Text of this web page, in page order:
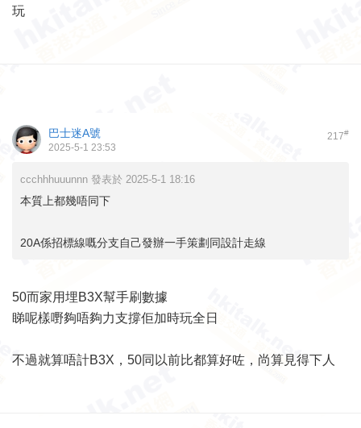
玩
217#
巴士迷A號
2025-5-1 23:53
ccchhhuuunnn 發表於 2025-5-1 18:16
本質上都幾唔同下
20A係招標線嘅分支自己發辦一手策劃同設計走線
50而家用埋B3X幫手刷數據
睇呢樣嘢夠唔夠力支撐佢加時玩全日
不過就算唔計B3X，50同以前比都算好咗，尚算見得下人